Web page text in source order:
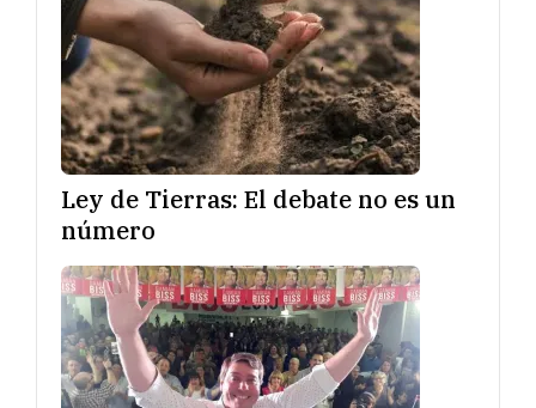
Ley de Tierras: El debate no es un
número